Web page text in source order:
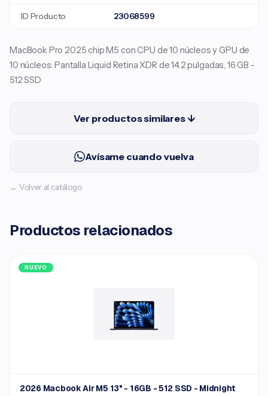
ID Producto 23068599
MacBook Pro 2025 chip M5 con CPU de 10 núcleos y GPU de
10 núcleos: Pantalla Liquid Retina XDR de 14.2 pulgadas, 16 GB -
512 SSD
Ver productos similares ↓
Avísame cuando vuelva
← Volver al catálogo
Productos relacionados
NUEVO
2026 Macbook Air M5 13" - 16GB - 512 SSD - Midnight